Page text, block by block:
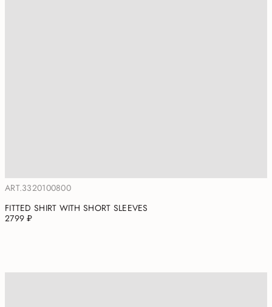
ART.3320100800
FITTED SHIRT WITH SHORT SLEEVES
2799 ₽